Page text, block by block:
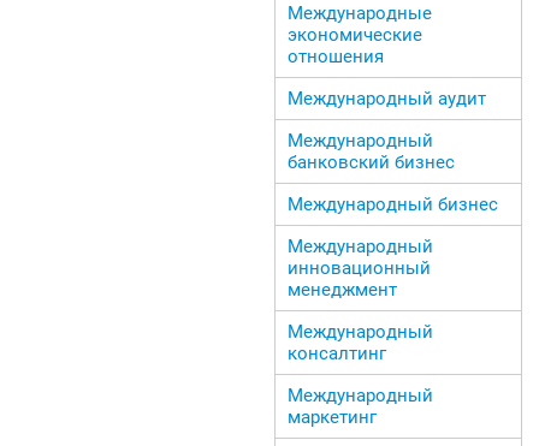
Международные
экономические
отношения
Международный аудит
Международный
банковский бизнес
Международный бизнес
Международный
инновационный
менеджмент
Международный
консалтинг
Международный
маркетинг